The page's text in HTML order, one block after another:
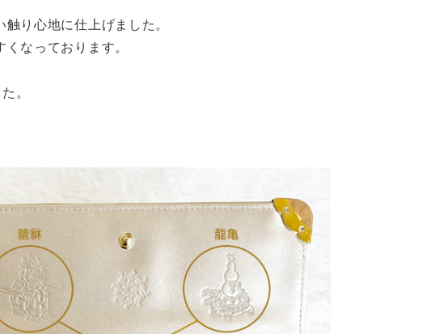
り心地に仕上げました。
なっております。
。